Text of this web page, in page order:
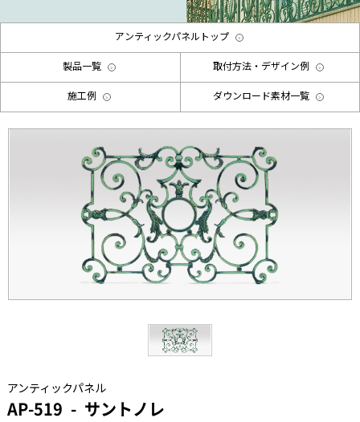
アンティックパネルトップ
製品一覧 取付方法・デザイン例
施工例 ダウンロード素材一覧
アンティックパネル
AP-519 サントノレ